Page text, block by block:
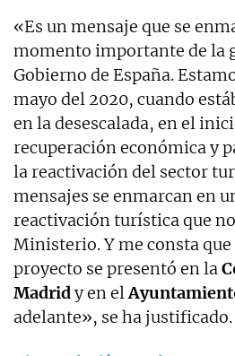
«Es un mensaje que se
momento importante de la
Gobierno de España.
mayo del 2020, cuando
en la desescalada, en el
recuperación económica y
la reactivación del sector
mensajes se enmarcan en
reactivación turística que
Ministerio. Y me consta
proyecto se presentó en la
Madridy en el
adelante», se ha justificado.